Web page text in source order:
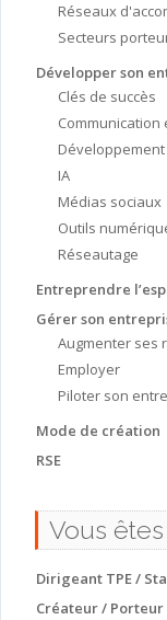
Réseaux
Secteurs
Développer son
Clés de succès
Communication
IA
Médias sociaux
Outils
Réseautage
Entreprendre
Gérer son
Augmenter ses
Employer
Piloter son
Mode de création
RSE
Vous êtes
Dirigeant TPE /
Créateur /